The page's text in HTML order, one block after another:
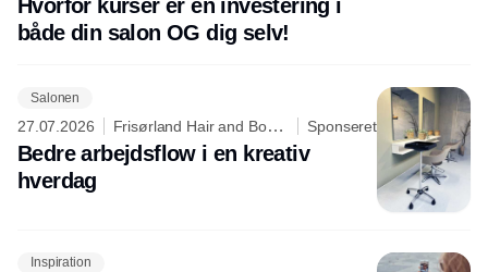
Hvorfor kurser er en investering i
både din salon OG dig selv!
Salonen
27.07.2026
Frisørland Hair and Body
Care
Sponseret
Bedre arbejdsflow i en kreativ
hverdag
Inspiration